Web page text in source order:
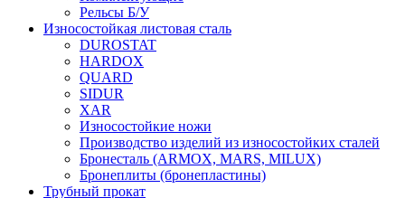
Рельсы Б/У
Износостойкая листовая сталь
DUROSTAT
HARDOX
QUARD
SIDUR
XAR
Износостойкие ножи
Производство изделий из износостойких сталей
Бронесталь (ARMOX, MARS, MILUX)
Бронеплиты (бронепластины)
Трубный прокат